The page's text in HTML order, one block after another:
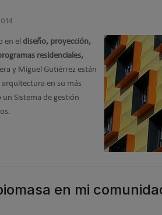
en el diseño, proyección,
residenciales,
y Miguel Gutiérrez están
en su más
Sistema de gestión
en mi